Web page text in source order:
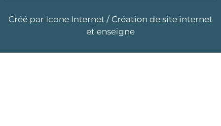
Créé par Icone Internet / Création de site internet
et enseigne